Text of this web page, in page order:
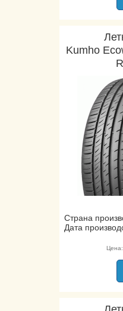
Kumho
Страна
Дата
Цена: